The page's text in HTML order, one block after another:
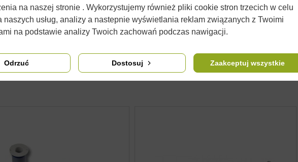
ofercie można również znaleźć pokarmy takie jaksyropyi pełnowartościoweciasta
się od wyglądu w rzeczywistości. Nie zmienia to jednak ich właściwości użytkowych.
na naszej stronie . Wykorzystujemy również pliki cookie stron trzecich w celu
naszych usług, analizy a nastepnie wyświetlania reklam związanych z Twoimi
na podstawie analizy Twoich zachowań podczas nawigacji.
Odrzuć Dostosuj Zaakceptuj wszystkie